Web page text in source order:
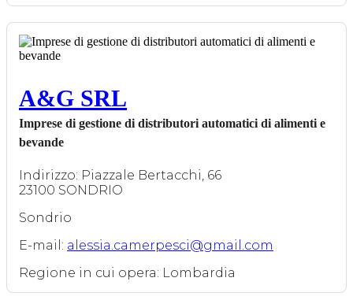
A&G SRL
Imprese di gestione di distributori automatici di alimenti e
bevande
Indirizzo: Piazzale Bertacchi, 66
23100 SONDRIO
Sondrio
E-mail: alessia.camerpesci@gmail.com
Regione in cui opera: Lombardia